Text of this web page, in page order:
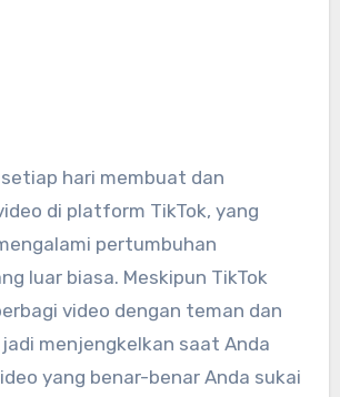
di platform TikTok, yang
pertumbuhan
luar biasa. Meskipun TikTok
video dengan teman dan
menjengkelkan saat Anda
yang benar-benar Anda sukai